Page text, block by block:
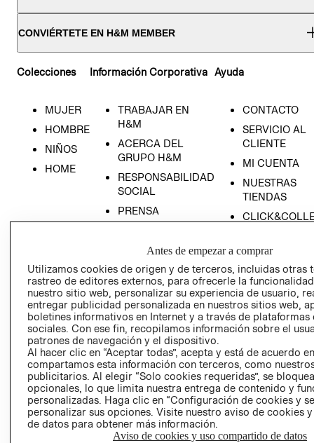
CONVIÉRTETE EN H&M MEMBER
Colecciones
MUJER
HOMBRE
NIÑOS
HOME
Información Corporativa
TRABAJAR EN
H&M
ACERCA DEL
GRUPO H&M
RESPONSABILIDAD
SOCIAL
PRENSA
INVERSIONISTAS
POLÍTICA
EMPRESARIAL
Ayuda
CONTACTO
SERVICIO AL
CLIENTE
MI CUENTA
NUESTRAS
TIENDAS
TÉRMINOS Y
CONDICIONES
AVISO DE
PRIVACIDAD
GIFT CARD
AVISO DE
COOKIES
Antes de empezar a comprar
Utilizamos cookies de origen y de terceros, incluidas otras
rastreo de editores externos, para ofrecerle la
nuestro sitio web, personalizar su experiencia de usuario,
entregar publicidad personalizada en nuestros sitios web,
boletines informativos en Internet y a través de plataformas
sociales. Con ese fin, recopilamos información sobre el
patrones de navegación y el dispositivo.
Al hacer clic en “Aceptar todas”, acepta y está de acuerdo
compartamos esta información con terceros, como
publicitarios. Al elegir “Solo cookies requeridas”, se
opcionales, lo que limita nuestra entrega de contenido y
personalizadas. Haga clic en “Configuración de cookies y
personalizar sus opciones. Visite nuestro aviso de cookies
de datos para obtener más información.
Aviso de cookies y uso compartido de datos